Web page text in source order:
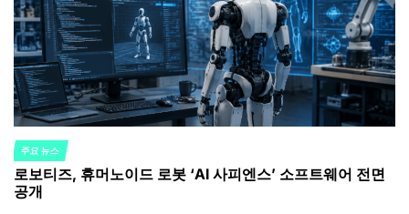
POSTED
IN
주요 뉴스
로보티즈, 휴머노이드 로봇 ‘AI 사피엔스’ 소프트웨어 전면
공개